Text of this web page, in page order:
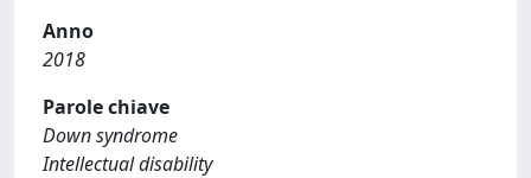
Anno
2018
Parole chiave
Down syndrome
Intellectual disability